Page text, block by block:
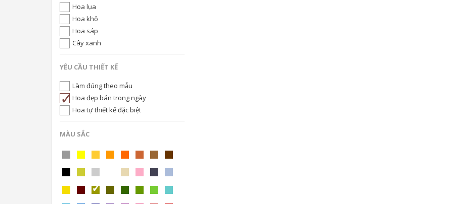
Hoa lụa
Hoa khô
Hoa sáp
Cây xanh
YÊU CẦU THIẾT KẾ
Làm đúng theo mẫu
Hoa đẹp bán trong ngày
Hoa tự thiết kế đặc biệt
MÀU SẮC